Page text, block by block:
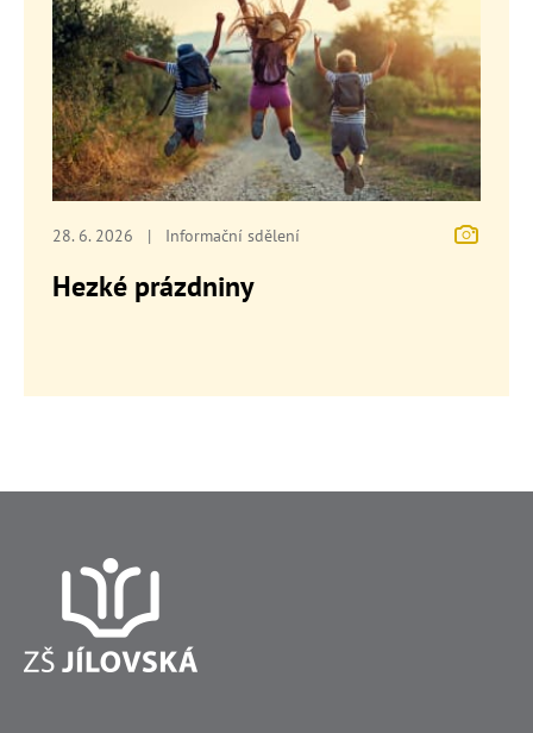
28. 6. 2026 | Informační sdělení
Hezké prázdniny